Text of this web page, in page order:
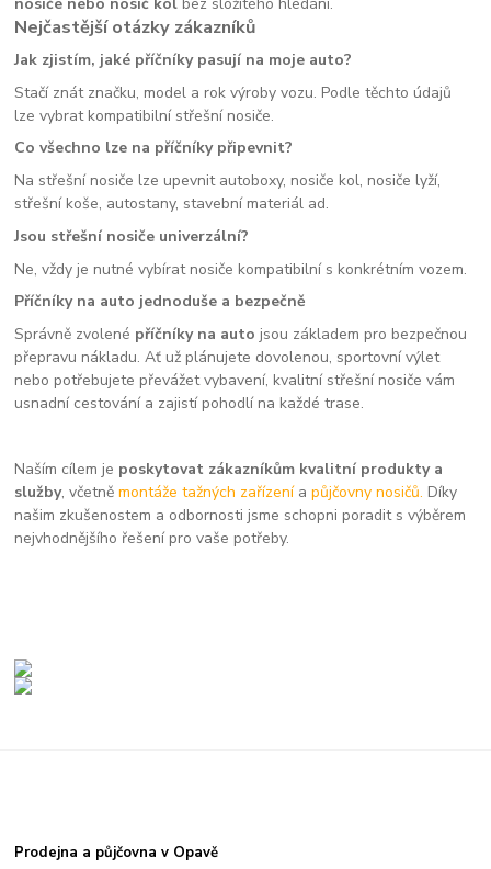
Nejčastější otázky zákazníků
Jak zjistím, jaké příčníky pasují na moje auto?
Stačí znát značku, model a rok výroby vozu. Podle těchto údajů
lze vybrat kompatibilní střešní nosiče.
Co všechno lze na příčníky připevnit?
Na střešní nosiče lze upevnit autoboxy, nosiče kol, nosiče lyží,
střešní koše, autostany, stavební materiál ad.
Jsou střešní nosiče univerzální?
Ne, vždy je nutné vybírat nosiče kompatibilní s konkrétním vozem.
Příčníky na auto jednoduše a bezpečně
Správně zvolené příčníky na auto jsou základem pro bezpečnou
přepravu nákladu. Ať už plánujete dovolenou, sportovní výlet
nebo potřebujete převážet vybavení, kvalitní střešní nosiče vám
usnadní cestování a zajistí pohodlí na každé trase.
Naším cílem je poskytovat zákazníkům kvalitní produkty a
služby, včetněmontáže tažných zařízení apůjčovny nosičů. Díky
našim zkušenostem a odbornosti jsme schopni poradit s výběrem
nejvhodnějšího řešení pro vaše potřeby.
Prodejna a půjčovna v Opavě